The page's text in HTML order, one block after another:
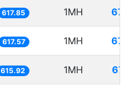
617.85 1MH
617.57 1MH
615.92 1MH